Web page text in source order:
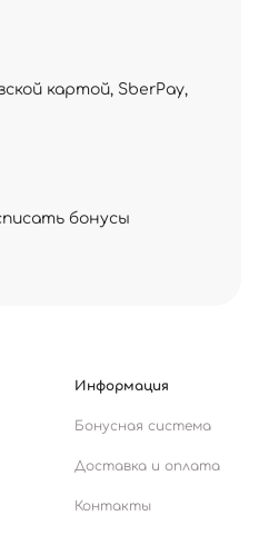
картой, SberPay,
бонусы
Информация
Бонусная система
Доставка и оплата
Контакты